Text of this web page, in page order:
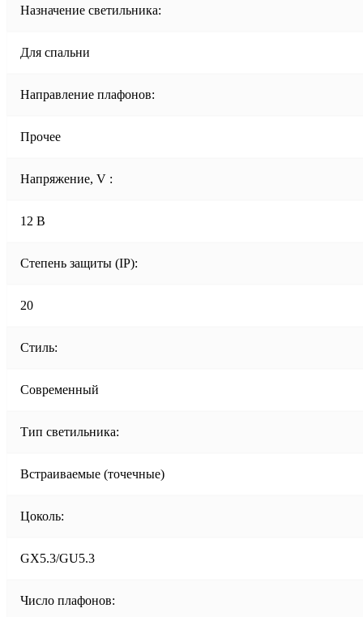
Назначение светильника:
Для спальни
Направление плафонов:
Прочее
Напряжение, V :
12 В
Степень защиты (IP):
20
Стиль:
Современный
Тип светильника:
Встраиваемые (точечные)
Цоколь:
GX5.3/GU5.3
Число плафонов: